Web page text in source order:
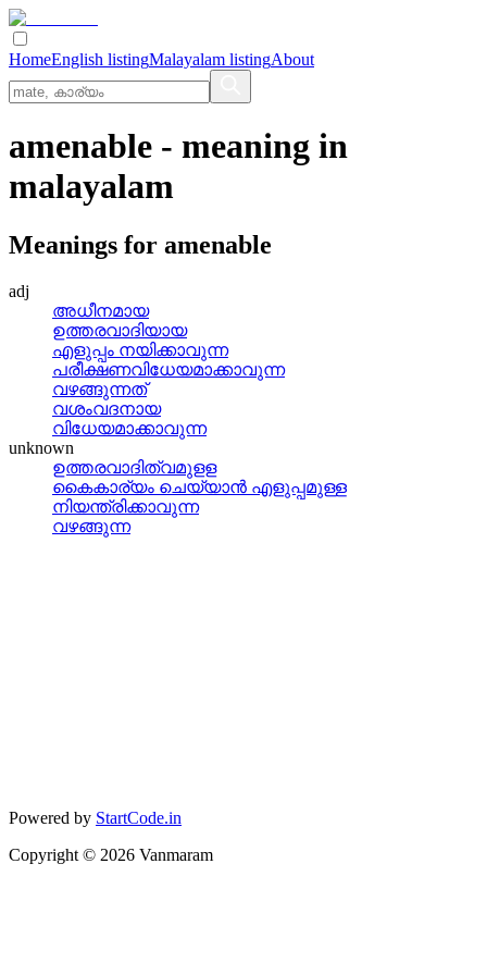
HomeEnglish listingMalayalam listingAbout
amenable - meaning in
malayalam
Meanings for amenable
adj
അധീനമായ
ഉത്തരവാദിയായ
എളുപ്പം നയിക്കാവുന്ന
പരീക്ഷണവിധേയമാക്കാവുന്ന
വഴങ്ങുന്നത്
വശംവദനായ
വിധേയമാക്കാവുന്ന
unknown
ഉത്തരവാദിത്വമുളള
കൈകാര്യം ചെയ്യാന്‍ എളുപ്പമുള്ള
നിയന്ത്രിക്കാവുന്ന
വഴങ്ങുന്ന
Powered by StartCode.in
Copyright © 2026 Vanmaram